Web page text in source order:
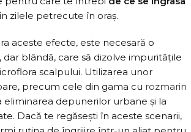
zilele petrecute în oraș.
aceste efecte, este necesară o
blândă, care să dizolve impuritățile
scalpului. Utilizarea unor
precum cele din gama cu rozmarin
eliminarea depunerilor urbane și la
Dacă te regăsești în aceste scenarii,